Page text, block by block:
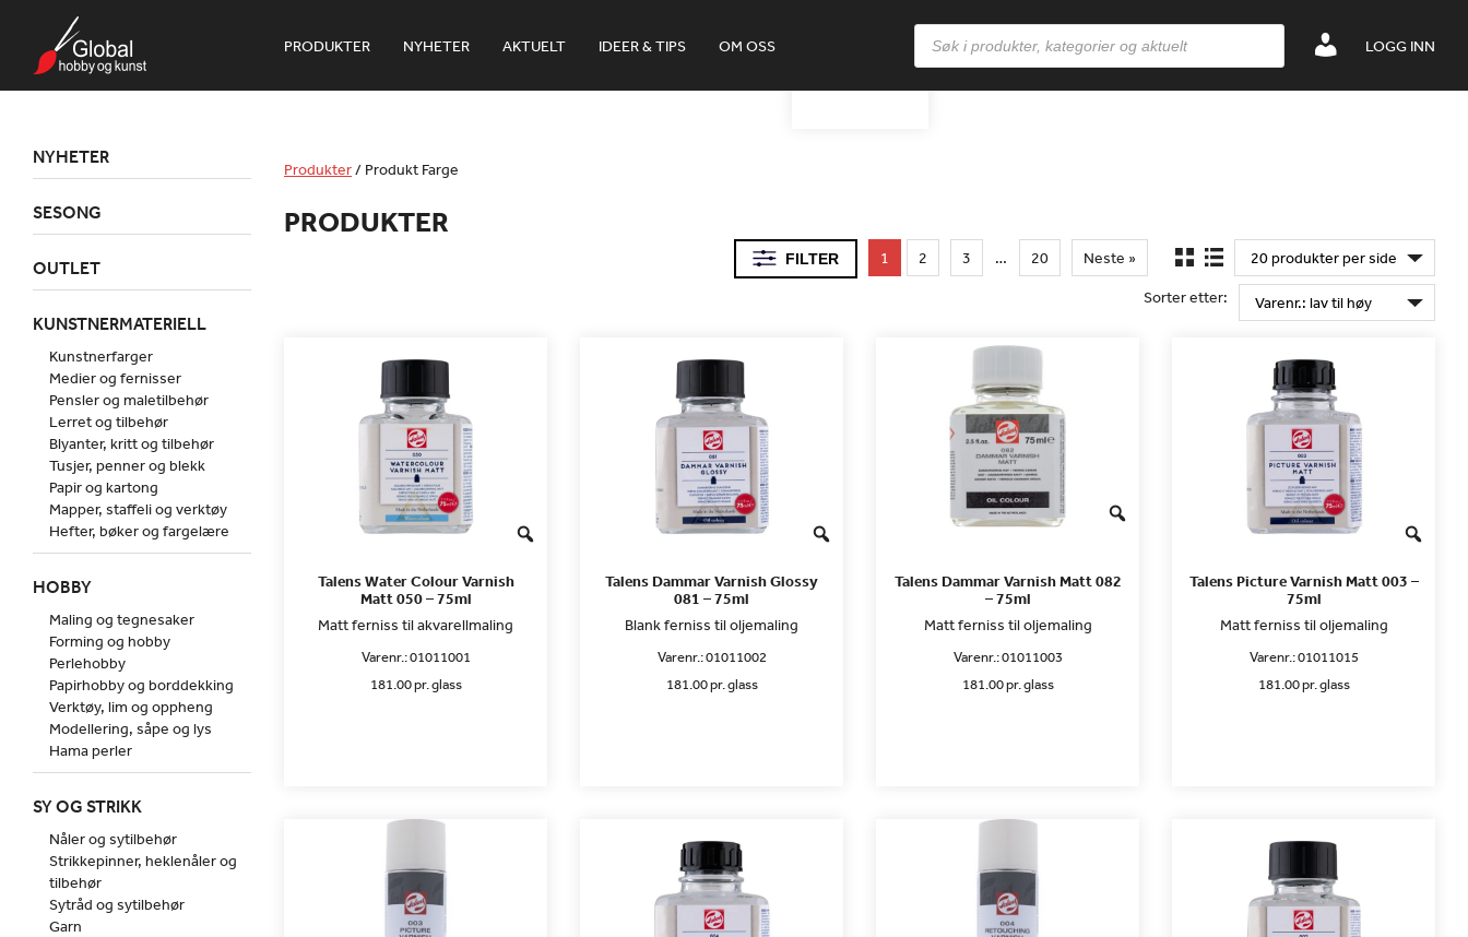
PRODUKTER NYHETER AKTUELT IDEER & TIPS OM OSS LOGG INN
Products
search
Produkter/ Produkt Farge
PRODUKTER
FILTER 1 2 3 … 20
Neste »
Sorter etter:
Talens Water Colour Varnish
Matt 050 – 75ml
Matt ferniss til akvarellmaling
Varenr.:01011001
181.00 pr. glass
Talens Dammar Varnish Glossy
081 – 75ml
Blank ferniss til oljemaling
Varenr.:01011002
181.00 pr. glass
Talens Dammar Varnish Matt 082
– 75ml
Matt ferniss til oljemaling
Varenr.:01011003
181.00 pr. glass
Talens Picture Varnish Matt 003 –
75ml
Matt ferniss til oljemaling
Varenr.:01011015
181.00 pr. glass
NYHETER
SESONG
OUTLET
KUNSTNERMATERIELL
Kunstnerfarger
Medier og fernisser
Pensler og maletilbehør
Lerret og tilbehør
Blyanter, kritt og tilbehør
Tusjer, penner og blekk
Papir og kartong
Mapper, staffeli og verktøy
Hefter, bøker og fargelære
HOBBY
Maling og tegnesaker
Forming og hobby
Perlehobby
Papirhobby og borddekking
Verktøy, lim og oppheng
Modellering, såpe og lys
Hama perler
SY OG STRIKK
Nåler og sytilbehør
Strikkepinner, heklenåler og
tilbehør
Sytråd og sytilbehør
Garn